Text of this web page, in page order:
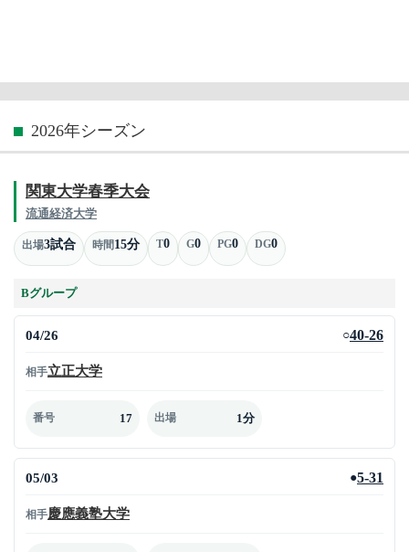
2026年シーズン
関東大学春季大会
流通経済大学
出場3試合 時間15分 T0 G0 PG0 DG0
Bグループ
04/26 ○40-26
相手立正大学
番号 17 出場 1分
05/03 ●5-31
相手慶應義塾大学